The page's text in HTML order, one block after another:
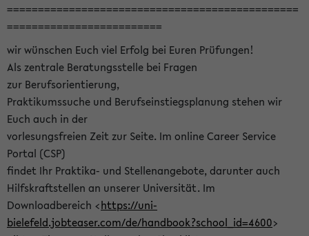
===============================================
=========================
wir wünschen Euch viel Erfolg bei Euren Prüfungen!
Als zentrale Beratungsstelle bei Fragen
zur Berufsorientierung,
Praktikumssuche und Berufseinstiegsplanung stehen wir
Euch auch in der
vorlesungsfreien Zeit zur Seite. Im online Career Service
Portal (CSP)
findet Ihr Praktika- und Stellenangebote, darunter auch
Hilfskraftstellen an unserer Universität. Im
Downloadbereich <https://uni-
bielefeld.jobteaser.com/de/handbook?school_id=4600>